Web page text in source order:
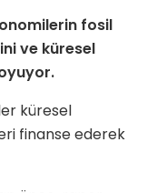
fosil
ve küresel
küresel
finanse ederek